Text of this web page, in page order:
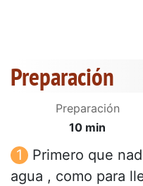
Preparación
Preparación
10 min
Primero que
agua , como para